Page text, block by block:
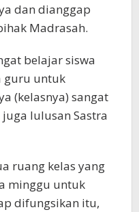
dan dianggap
Madrasah.
belajar siswa
guru untuk
(kelasnya) sangat
lulusan Sastra
ruang kelas yang
minggu untuk
difungsikan itu,